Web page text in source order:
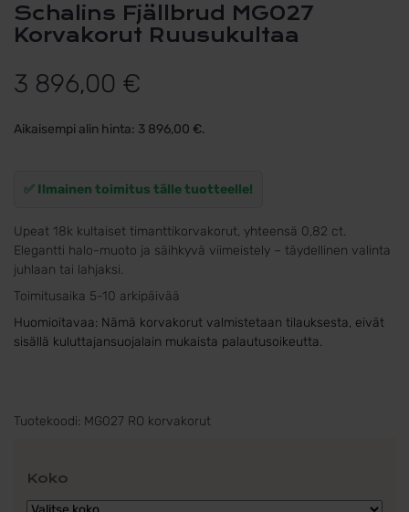
Schalins Fjällbrud MG027
Korvakorut Ruusukultaa
3 896,00 €
Aikaisempi alin hinta: 3 896,00 €.
✅ Ilmainen toimitus tälle tuotteelle!
Upeat 18k kultaiset timanttikorvakorut, yhteensä 0,82 ct.
Elegantti halo-muoto ja säihkyvä viimeistely – täydellinen valinta
juhlaan tai lahjaksi.
Toimitusaika 5-10 arkipäivää
Huomioitavaa: Nämä korvakorut valmistetaan tilauksesta, eivät
sisällä kuluttajansuojalain mukaista palautusoikeutta.
Tuotekoodi: MG027 RO korvakorut
Koko